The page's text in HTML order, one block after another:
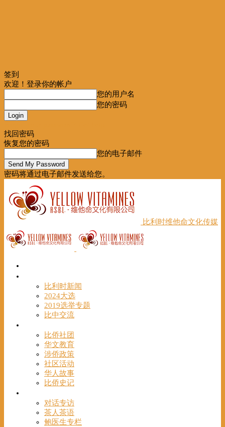
签到
欢迎！登录你的帐户
您的用户名
您的密码
找回密码
恢复您的密码
您的电子邮件
密码将通过电子邮件发送给您。
比利时维他命文化传媒
比利时新闻
2024大选
2019选举专题
比中交流
比侨社团
华文教育
涉侨政策
社区活动
华人故事
比侨史记
对话专访
茶人茶语
鲍医生专栏